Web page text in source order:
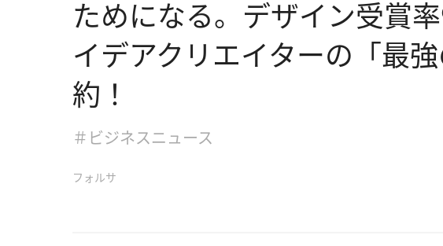
ためになる。デザイン受賞
イデアクリエイターの「最
約！
＃ビジネスニュース
フォルサ